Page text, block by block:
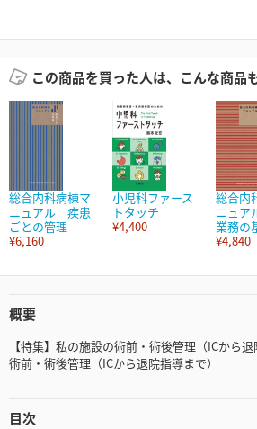
この商品を買った人は、こんな商品
総合内科病棟マ
ニュアル 疾患
ごとの管理
¥6,160
小児科ファース
トタッチ
¥4,400
総合内
ニュ
業務の
¥4,840
概要
【特集】私の施設の術前・術後管理（ICから
術前・術後管理（ICから退院指導まで）
目次